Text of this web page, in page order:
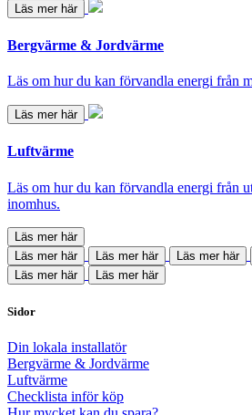
Läs mer här
Bergvärme & Jordvärme
Läs om hur du kan förvandla energi från
Läs mer här
Luftvärme
Läs om hur du kan förvandla energi från
inomhus.
Läs mer här
Läs mer här
Läs mer här Läs mer här
Läs mer här
Läs mer här
Sidor
Din lokala installatör
Bergvärme & Jordvärme
Luftvärme
Checklista inför köp